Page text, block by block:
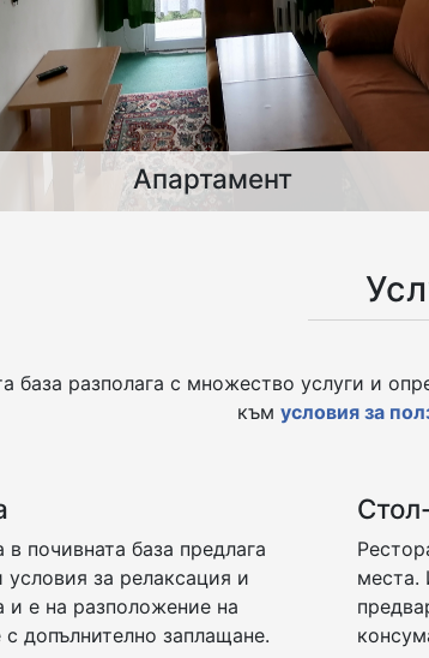
Апартамент
със спалня и гардероб, а в другата
холова гарнитура, състояща се от
и самостоятелен санитарен възел.
база разполага с множество услуги и
към условия за
в почивната база предлага
условия за релаксация и
и е на разположение на
с допълнително заплащане.
места.